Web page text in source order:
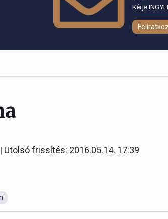
Kérje
Utolsó frissítés: 2016.05.14. 17:39